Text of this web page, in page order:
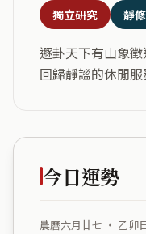
獨立研究
靜
遯卦天下有山象
回歸靜謐的休閒服
今日運勢
農曆六月廿七 ・ 乙卯